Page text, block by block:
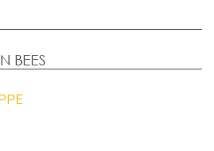
BEES
DES PAGES DE